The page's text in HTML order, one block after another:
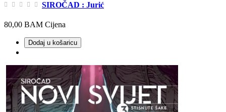
SIROČAD : Jurić
80,00 BAM Cijena
Dodaj u košaricu